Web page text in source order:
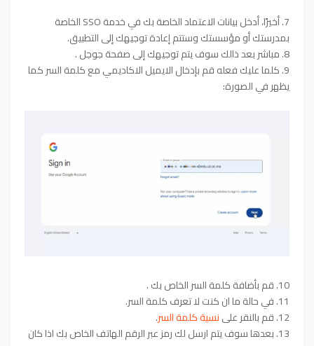
7.
أخيرًا، أدخل بيانات الاعتماد الخاصة بك في خدمة SSO الخاصة
بمدرستك أو مؤسستك وستتم إعادة توجيهك إلى التطبيق.
8. مباشر بعد ذالك سوف يتم توجيهك إلى صفحة جوجل .
9. كلما عليك فعله قم بإدخال الايميل الاكاديمي مع كلمة السر
كما
يظهر في الصورة:
10. قم بأضافة كلمة السر الخاص بك .
11. في حالة ما ان كنت لا تعرف كلمة السر.
12. قم بالنقر على
نسية كلمة السر.
13. بعدها سوف يتم ارسل لك رمز عبر الرقم الهاتف الخاص بك اذا كان